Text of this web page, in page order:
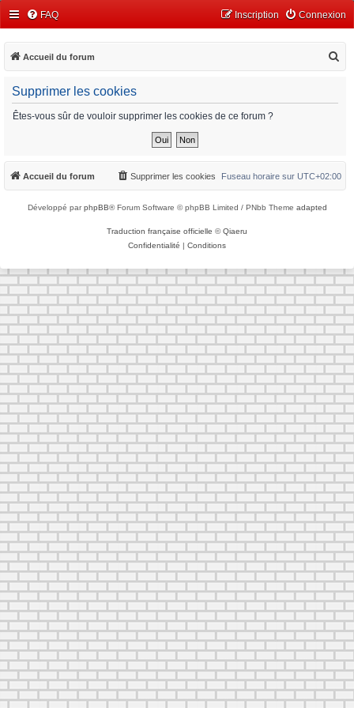
FAQ Connexion
Inscription
Accueil du forum
h
Supprimer les cookies
Êtes-vous sûr de vouloir supprimer les cookies de ce forum ?
Accueil du forum Fuseau horaire sur UTC+02:00
Supprimer les cookies
Développé parphpBB® Forum Software © phpBB Limited / PNbb Theme adapted
Traduction française officielle ©Qiaeru
Confidentialité | Conditions